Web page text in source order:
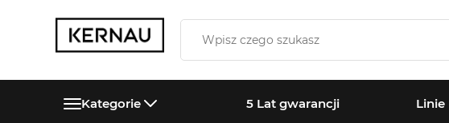
Kategorie 5 Lat gwarancji Linie